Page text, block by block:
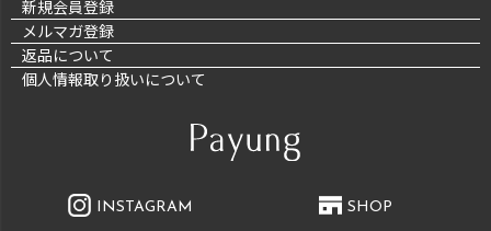
新規会員登録
メルマガ登録
返品について
個人情報取り扱いについて
INSTAGRAM SHOP